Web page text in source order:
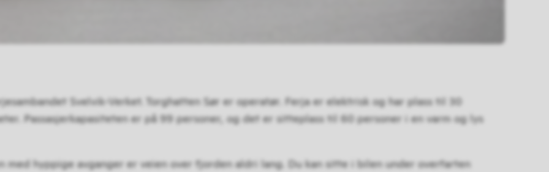
Svelvik-Verket. Torghatten Sør er operatør. Ferja er elektrisk og har plass til 30
Passasjerkapasiteten er på 99 personer, og det er sitteplass til 60 personer i en varm og lys
med hyppige avganger er veien over fjorden aldri lang. Du kan sitte i bilen under overfarten